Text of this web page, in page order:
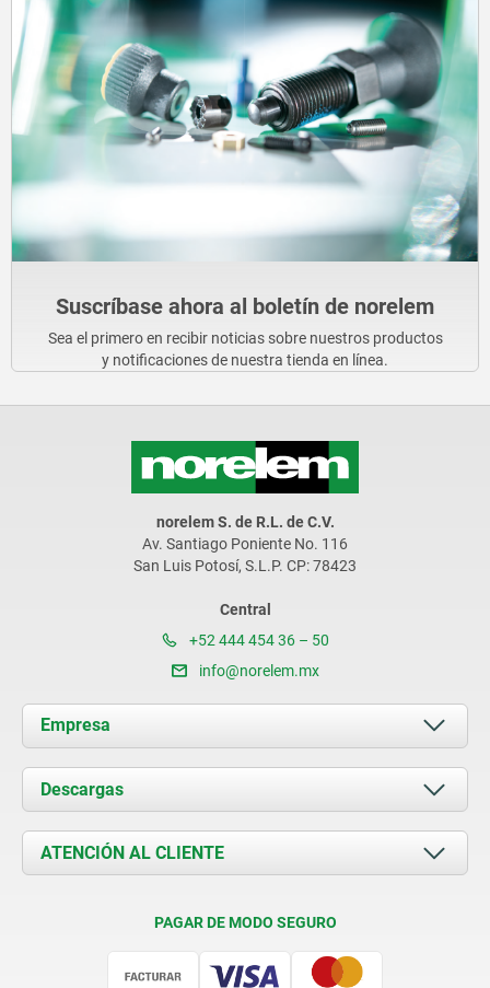
Suscríbase ahora al boletín de norelem
Sea el primero en recibir noticias sobre nuestros productos
y notificaciones de nuestra tienda en línea.
norelem S. de R.L. de C.V.
Av. Santiago Poniente No. 116
San Luis Potosí, S.L.P. CP: 78423
Central
+52 444 454 36 – 50
info@norelem.mx
Empresa
Acerca de nosotros
Novedades
Contacto
Descargas
Documents
ATENCIÓN AL CLIENTE
PAGAR DE MODO SEGURO